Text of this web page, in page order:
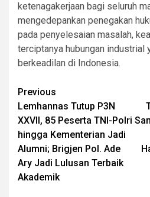
ketenagakerjaan bagi seluruh
mengedepankan penegakan
pada penyelesaian masalah,
terciptanya hubungan industrial
berkeadilan di Indonesia.
Post
navigation
Previous
Lemhannas Tutup P3N
XXVII, 85 Peserta TNI-Polri
hingga Kementerian Jadi
Alumni; Brigjen Pol. Ade
Ary Jadi Lulusan Terbaik
Akademik